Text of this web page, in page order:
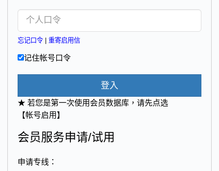
忘记口令 重寄启用信
记住帐号口令
登入
★ 若您是第一次使用会员数据库，请先点选
【帐号启用】
会员服务申请/试用
申请专线：